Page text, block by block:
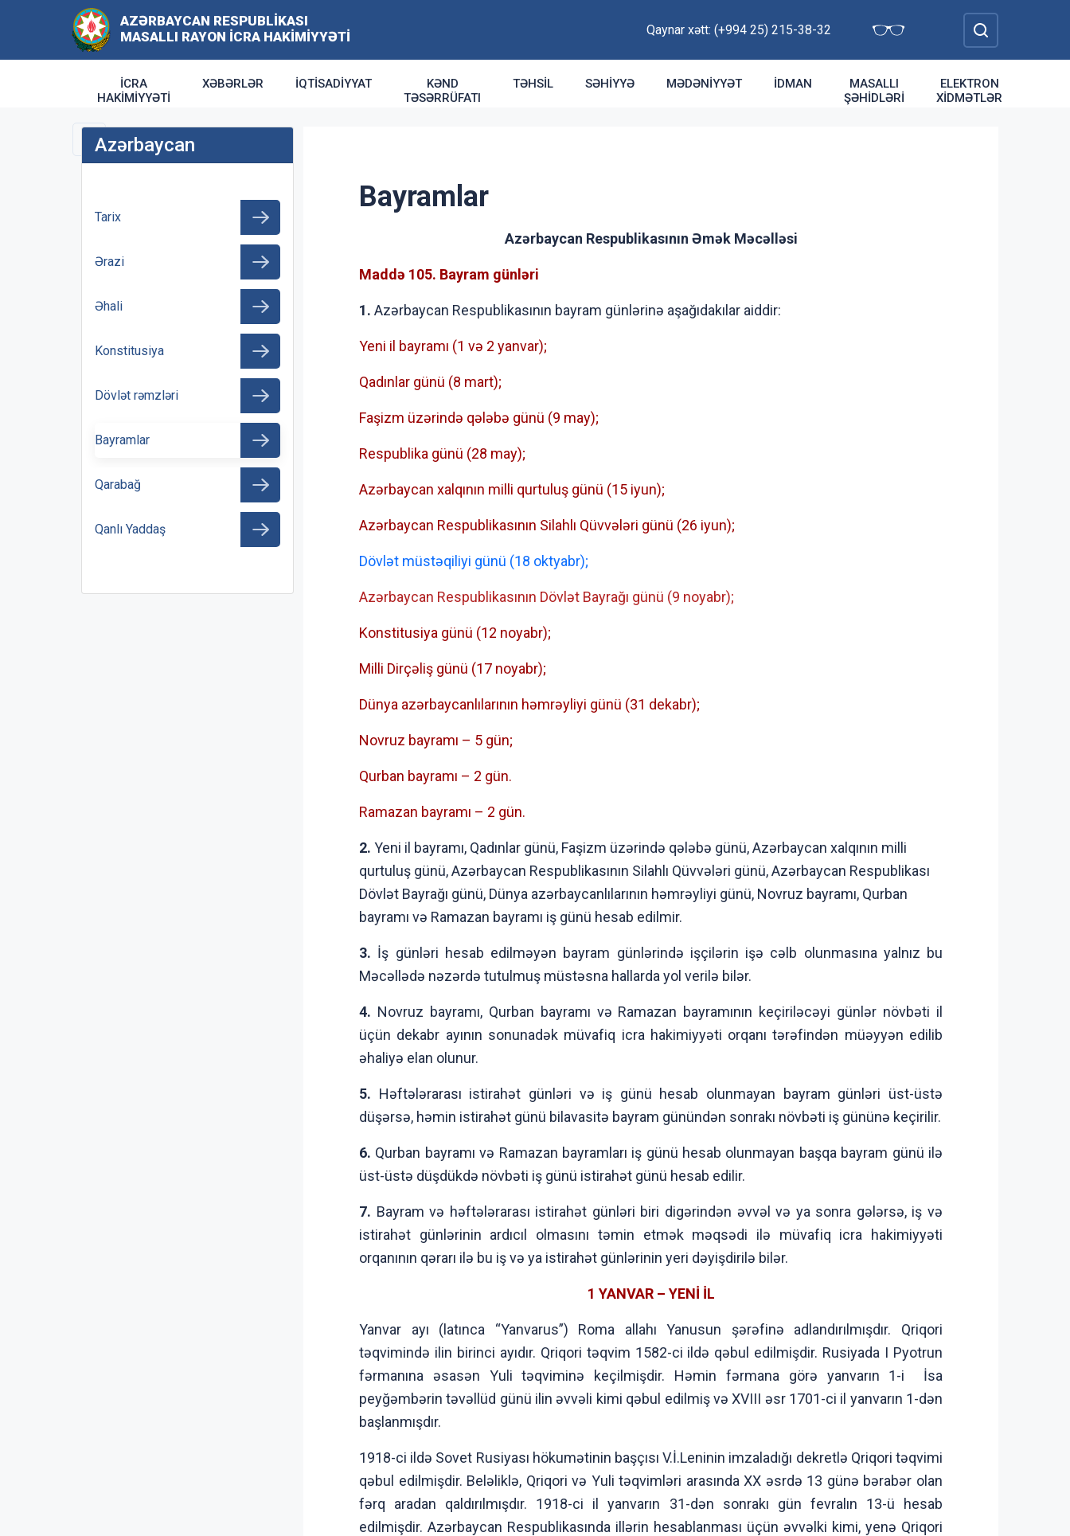
AZƏRBAYCAN RESPUBLIKASI
MASALLI RAYON İCRA HAKIMIYYƏTI
Qaynar xətt: (+994 25) 215-38-32
İCRA
HAKIMIYYƏTI
XƏBƏRLƏR İQTISADIYYAT
KƏND
TƏSƏRRÜFATI
TƏHSIL SƏHIYYƏ MƏDƏNIYYƏT İDMAN
MASALLI
ŞƏHIDLƏRI
ELEKTRON
XIDMƏTLƏR
Azərbaycan
Tarix
Ərazi
Əhali
Konstitusiya
Dövlət rəmzləri
Bayramlar
Qarabağ
Qanlı Yaddaş
Bayramlar
Azərbaycan Respublikasının Əmək Məcəlləsi
Maddə 105. Bayram günləri
1. Azərbaycan Respublikasının bayram günlərinə aşağıdakılar aiddir:
Yeni il bayramı (1 və 2 yanvar);
Qadınlar günü (8 mart);
Faşizm üzərində qələbə günü (9 may);
Respublika günü (28 may);
Azərbaycan xalqının milli qurtuluş günü (15 iyun);
Azərbaycan Respublikasının Silahlı Qüvvələri günü (26 iyun);
Dövlət müstəqiliyi günü (18 oktyabr);
Azərbaycan Respublikasının Dövlət Bayrağı günü (9 noyabr);
Konstitusiya günü (12 noyabr);
Milli Dirçəliş günü (17 noyabr);
Dünya azərbaycanlılarının həmrəyliyi günü (31 dekabr);
Novruz bayramı – 5 gün;
Qurban bayramı – 2 gün.
Ramazan bayramı – 2 gün.
2. Yeni il bayramı, Qadınlar günü, Faşizm üzərində qələbə günü, Azərbaycan xalqının milli
qurtuluş günü, Azərbaycan Respublikasının Silahlı Qüvvələri günü, Azərbaycan Respublikası
Dövlət Bayrağı günü, Dünya azərbaycanlılarının həmrəyliyi günü, Novruz bayramı, Qurban
bayramı və Ramazan bayramı iş günü hesab edilmir.
3. İş günləri hesab edilməyən bayram günlərində işçilərin işə cəlb olunmasına yalnız bu
Məcəllədə nəzərdə tutulmuş müstəsna hallarda yol verilə bilər.
4. Novruz bayramı, Qurban bayramı və Ramazan bayramının keçiriləcəyi günlər növbəti il
üçün dekabr ayının sonunadək müvafiq icra hakimiyyəti orqanı tərəfindən müəyyən edilib
əhaliyə elan olunur.
5. Həftələrarası istirahət günləri və iş günü hesab olunmayan bayram günləri üst-üstə
düşərsə, həmin istirahət günü bilavasitə bayram günündən sonrakı növbəti iş gününə keçirilir.
6. Qurban bayramı və Ramazan bayramları iş günü hesab olunmayan başqa bayram günü ilə
üst-üstə düşdükdə növbəti iş günü istirahət günü hesab edilir.
7. Bayram və həftələrarası istirahət günləri biri digərindən əvvəl və ya sonra gələrsə, iş və
istirahət günlərinin ardıcıl olmasını təmin etmək məqsədi ilə müvafiq icra hakimiyyəti
orqanının qərarı ilə bu iş və ya istirahət günlərinin yeri dəyişdirilə bilər.
1 YANVAR – YENİ İL
Yanvar ayı (latınca “Yanvarus”) Roma allahı Yanusun şərəfinə adlandırılmışdır. Qriqori
təqvimində ilin birinci ayıdır. Qriqori təqvim 1582-ci ildə qəbul edilmişdir. Rusiyada I Pyotrun
fərmanına əsasən Yuli təqviminə keçilmişdir. Həmin fərmana görə yanvarın 1-i İsa
peyğəmbərin təvəllüd günü ilin əvvəli kimi qəbul edilmiş və XVIII əsr 1701-ci il yanvarın 1-dən
başlanmışdır.
1918-ci ildə Sovet Rusiyası hökumətinin başçısı V.İ.Leninin imzaladığı dekretlə Qriqori təqvimi
qəbul edilmişdir. Beləliklə, Qriqori və Yuli təqvimləri arasında XX əsrdə 13 günə bərabər olan
fərq aradan qaldırılmışdır. 1918-ci il yanvarın 31-dən sonrakı gün fevralın 13-ü hesab
edilmişdir. Azərbaycan Respublikasında illərin hesablanması üçün əvvəlki kimi, yenə Qriqori